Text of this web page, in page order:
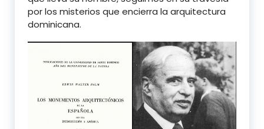
por los misterios que encierra la arquitectura
dominicana.